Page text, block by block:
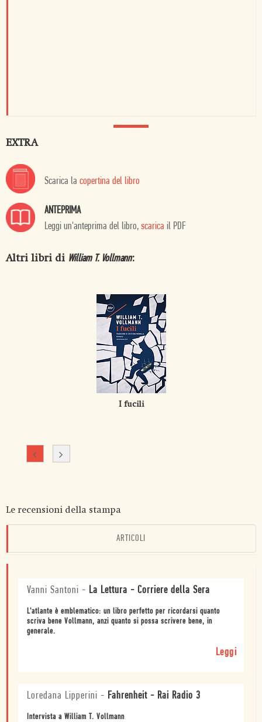
EXTRA
Scarica la copertina del libro
ANTEPRIMA
Leggi un'anteprima del libro, scarica il PDF
Altri libri di William T. Vollmann:
I fucili
Le recensioni della stampa
ARTICOLI
Vanni Santoni - La Lettura - Corriere della Sera
L'atlante è emblematico: un libro perfetto per ricordarsi quanto
scriva bene Vollmann, anzi quanto si possa scrivere bene, in
generale.
Leggi
Loredana Lipperini - Fahrenheit - Rai Radio 3
Intervista a William T. Vollmann